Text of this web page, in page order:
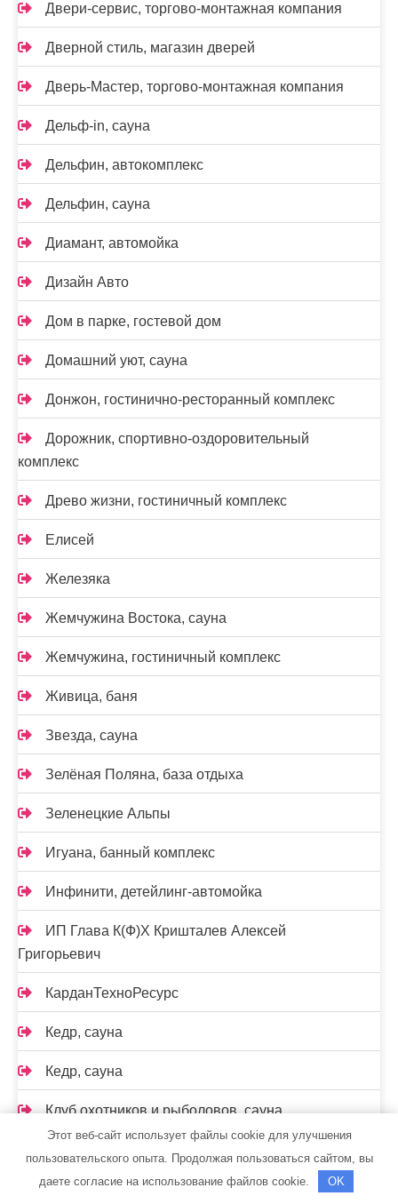
Двери-сервис, торгово-монтажная компания
Дверной стиль, магазин дверей
Дверь-Мастер, торгово-монтажная компания
Дельф-in, сауна
Дельфин, автокомплекс
Дельфин, сауна
Диамант, автомойка
Дизайн Авто
Дом в парке, гостевой дом
Домашний уют, сауна
Донжон, гостинично-ресторанный комплекс
Дорожник, спортивно-оздоровительный
комплекс
Древо жизни, гостиничный комплекс
Елисей
Железяка
Жемчужина Востока, сауна
Жемчужина, гостиничный комплекс
Живица, баня
Звезда, сауна
Зелёная Поляна, база отдыха
Зеленецкие Альпы
Игуана, банный комплекс
Инфинити, детейлинг-автомойка
ИП Глава К(Ф)Х Кришталев Алексей
Григорьевич
КарданТехноРесурс
Кедр, сауна
Кедр, сауна
Клуб охотников и рыболовов, сауна
Колорлон, строительный гипермаркет
Этот веб-сайт использует файлы cookie для улучшения
пользовательского опыта. Продолжая пользоваться сайтом, вы
даете согласие на использование файлов cookie.
OK